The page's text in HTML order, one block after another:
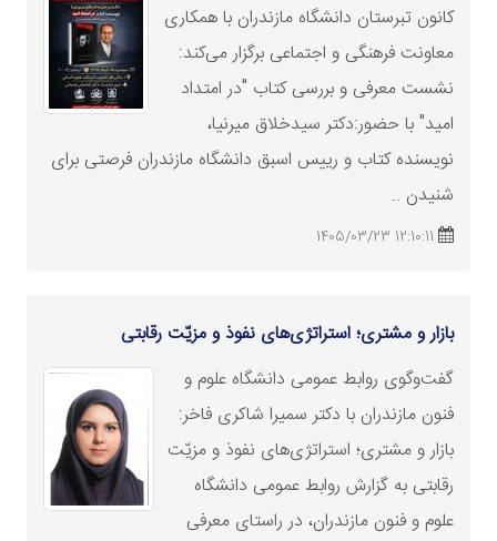
کانون تبرستان دانشگاه مازندران با همکاری
معاونت فرهنگی و اجتماعی برگزار می‌کند:
نشست معرفی و بررسی کتاب "در امتداد
امید" با حضور:دکتر سیدخلاق میرنیا،
نویسنده کتاب و رییس اسبق دانشگاه مازندران فرصتی برای
شنیدن ..
12:10:11 1405/03/23
بازار و مشتری؛ استراتژی‌های نفوذ و مزیّت رقابتی
گفت‌وگوی روابط عمومی دانشگاه علوم و
فنون مازندران با دکتر سمیرا شاکری فاخر:
بازار و مشتری؛ استراتژی‌های نفوذ و مزیّت
رقابتی به گزارش روابط عمومی دانشگاه
علوم و فنون مازندران، در راستای معرفی